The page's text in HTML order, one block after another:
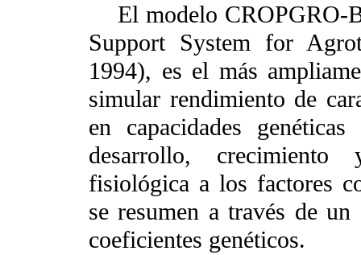
El modelo CROPGRO-
Support System for
1994), es el más
simular rendimiento de
en capacidades
desarrollo, crecimiento
fisiológica a los factores
se resumen a través de
coeficientes genéticos.